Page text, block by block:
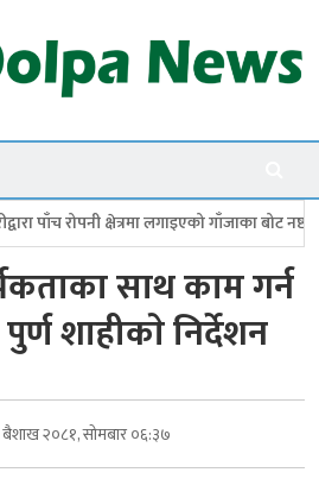
गाँजाका बोट नष्ट जगदुल्लामा
साथ काम गर्न
शाहीकाे निर्देशन
२०८१, सोमबार ०६:३७